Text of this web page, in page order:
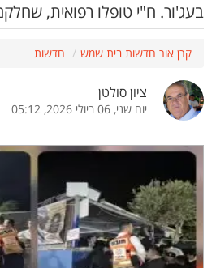
בעג'ור. ח"י טופלו רפואית,
קרן אור חדשות בית שמש חדשות
ציון סולטן
יום שני, 06 ביולי 2026, 05:12